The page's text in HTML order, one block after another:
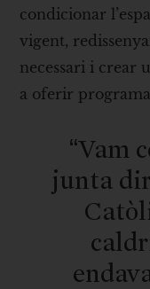
condicionar
vigent,
necessari i crear
a oferir
“Vam
junta